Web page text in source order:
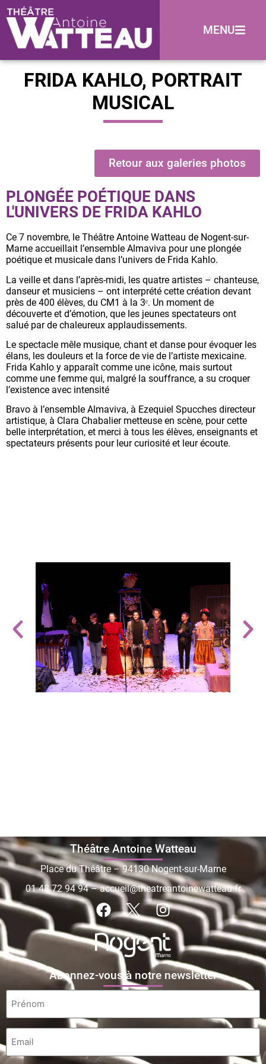
MENU
FRIDA KAHLO, PORTRAIT
MUSICAL
Retour aux galeries photos
PLONGÉE POÉTIQUE DANS
L'UNIVERS DE FRIDA KAHLO
Ce 7 novembre, le Théâtre Antoine Watteau de Nogent-sur-
Marne accueillait l’ensemble Almaviva pour une plongée
poétique et musicale dans l’univers de Frida Kahlo.
La veille et dans l’après-midi, les quatre artistes – chanteuse,
danseur et musiciens – ont interprété cette création devant
près de 400 élèves, du CM1 à la 3ᵉ. Un moment de
découverte et d’émotion, que les jeunes spectateurs ont
salué par de chaleureux applaudissements.
Le spectacle mêle musique, chant et danse pour évoquer les
élans, les douleurs et la force de vie de l’artiste mexicaine.
Frida Kahlo y apparaît comme une icône, mais surtout
comme une femme qui, malgré la souffrance, a su croquer
l’existence avec intensité
Bravo à l’ensemble Almaviva, à Ezequiel Spucches directeur
artistique, à Clara Chabalier metteuse en scène, pour cette
belle interprétation, et merci à tous les élèves, enseignants et
spectateurs présents pour leur curiosité et leur écoute.
Théâtre Antoine Watteau
Place du Théâtre – 94130 Nogent-sur-Marne
01 48 72 94 94–accueil@theatreantoinewatteau.fr
Abonnez-vous à notre newsletter
Prénom
Email